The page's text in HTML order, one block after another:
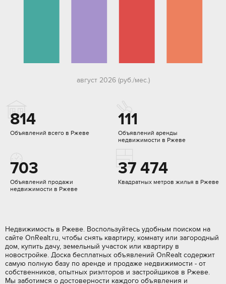
август 2026 (руб./мес.)
814
Объявлений всего в Ржеве
111
Объявлений аренды
недвижимости в Ржеве
703
Объявлений продажи
недвижимости в Ржеве
37 474
Квадратных метров жилья в Ржеве
Недвижимость в Ржеве. Воспользуйтесь удобным поиском на
сайте OnRealt.ru, чтобы снять квартиру, комнату или загородный
дом, купить дачу, земельный участок или квартиру в
новостройке. Доска бесплатных объявлений OnRealt содержит
самую полную базу по аренде и продаже недвижимости - от
собственников, опытных риэлторов и застройщиков в Ржеве.
Мы заботимся о достоверности каждого объявления и